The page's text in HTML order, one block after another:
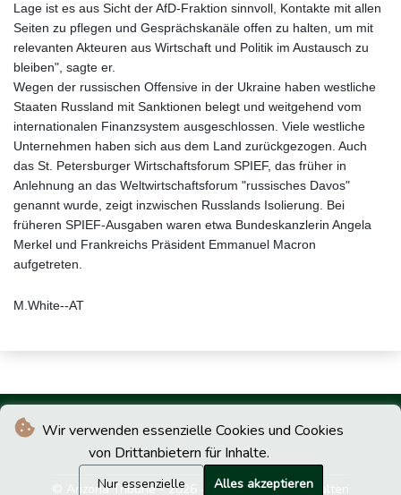
Wir verwenden essenzielle Cookies und Cookies
von Drittanbietern für Inhalte.
Nur essenzielle Alles akzeptieren
Lage ist es aus Sicht der AfD-Fraktion sinnvoll, Kontakte mit allen
Seiten zu pflegen und Gesprächskanäle offen zu halten, um mit
relevanten Akteuren aus Wirtschaft und Politik im Austausch zu
bleiben", sagte er.
Wegen der russischen Offensive in der Ukraine haben westliche
Staaten Russland mit Sanktionen belegt und weitgehend vom
internationalen Finanzsystem ausgeschlossen. Viele westliche
Unternehmen haben sich aus dem Land zurückgezogen. Auch
das St. Petersburger Wirtschaftsforum SPIEF, das früher in
Anlehnung an das Weltwirtschaftsforum "russisches Davos"
genannt wurde, zeigt inzwischen Russlands Isolierung. Bei
früheren SPIEF-Ausgaben waren etwa Bundeskanzlerin Angela
Merkel und Frankreichs Präsident Emmanuel Macron
aufgetreten.
M.White--AT
© Arizona Tribune - 2026 - Alle Rechte vorbehalten